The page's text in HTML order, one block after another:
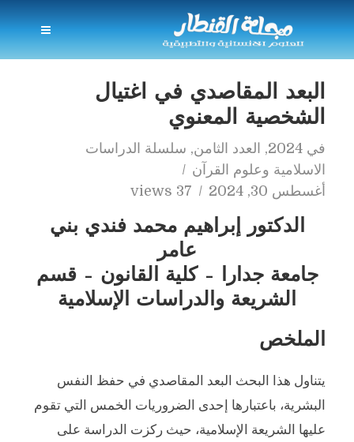
البعد المقاصدي في اغتيال
الشخصية المعنوي
في 2024
, العدد الثامن, سلسلة الدراسات
الاسلامية وعلوم القرآن
أغسطس 30, 2024
37 views
الدكتور إبراهيم محمد فندي بني
عامر
جامعة جدارا – كلية القانون – قسم
الشريعة والدراسات الإسلامية
الملخص
يتناول هذا البحث البعد المقاصدي في حفظ النفس
البشرية، باعتبارها إحدى الضروريات الخمس التي تقوم
عليها الشريعة الإسلامية، حيث ركزت الدراسة على